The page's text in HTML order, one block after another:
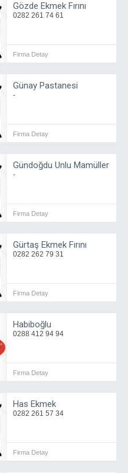
Gözde Ekmek Fırını
0282 261 74 61
Firma Detay
Günay Pastanesi
-
Firma Detay
Gündoğdu Unlu Mamüller
-
Firma Detay
Gürtaş Ekmek Fırını
0282 262 79 31
Firma Detay
Habiboğlu
0288 412 94 94
Firma Detay
Has Ekmek
0282 261 57 34
Firma Detay